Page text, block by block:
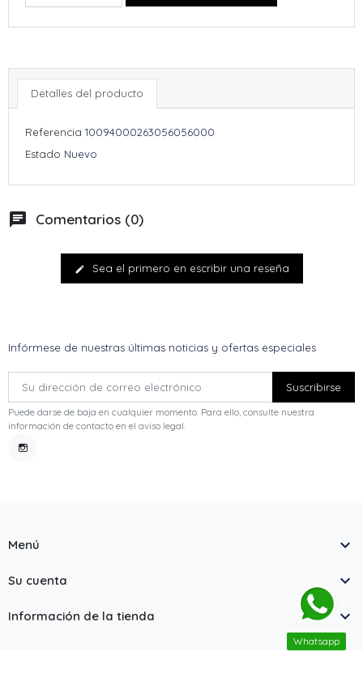
Detalles del producto
Referencia 10094000263056056000
Estado Nuevo
chat Comentarios (0)
edit Sea el primero en escribir una reseña
Infórmese de nuestras últimas noticias y ofertas especiales
Puede darse de baja en cualquier momento. Para ello, consulte nuestra
información de contacto en el aviso legal.
Menú 
Su cuenta 
Información de la tienda 
Whatsapp